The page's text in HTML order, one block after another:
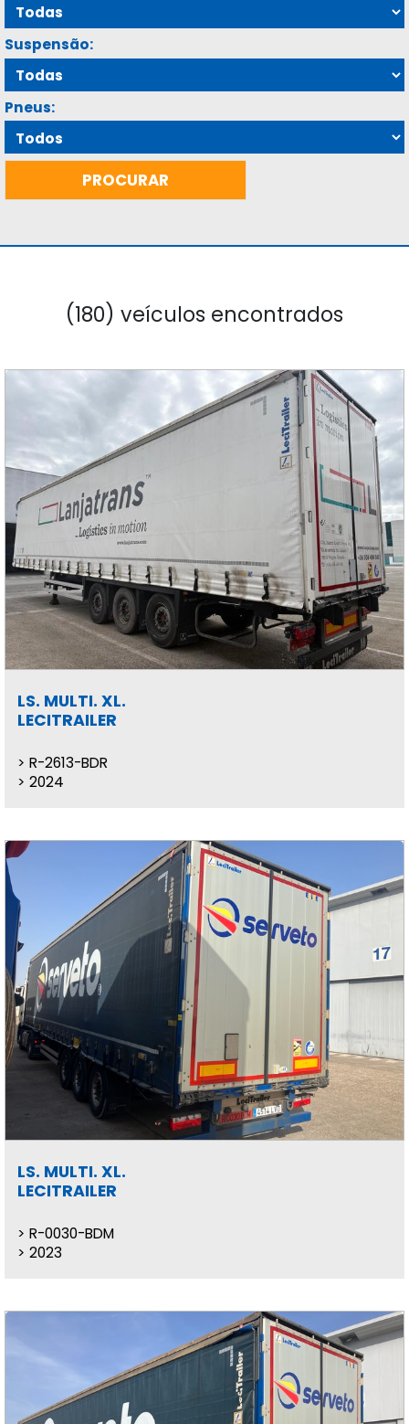
Suspensão:
Pneus:
(180) veículos encontrados
LS. MULTI. XL.
LECITRAILER
R-2613-BDR
2024
LS. MULTI. XL.
LECITRAILER
R-0030-BDM
2023